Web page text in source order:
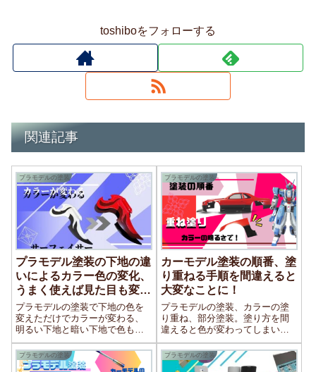
toshiboをフォローする
関連記事
プラモデルの塗装
プラモデル塗装の下地の違
いによるカラー色の変化、
うまく使えば見た目も変わ
る
プラモデルの塗装で下地の色を
変えただけでカラーが変わる、
明るい下地と暗い下地で色も深
みも変わる。うまく使えば簡単
にカラーチェンジ。調色をしな
くても色を変えられる。
プラモデルの塗装
カーモデル塗装の順番、塗
り重ねる手順を間違えると
大変なことに！
プラモデルの塗装、カラーの塗
り重ね、部分塗装。塗り方を間
違えると色が変わってしまい、
思ったのと違う状態になってし
まう。下地の色でカラーの変わ
りを掲載しています。塗料の隠
プラモデルの塗装 プラモデルの塗装